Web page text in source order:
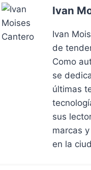
Ivan
Ivan
de
Como
se
últimas
sus
marcas
en la